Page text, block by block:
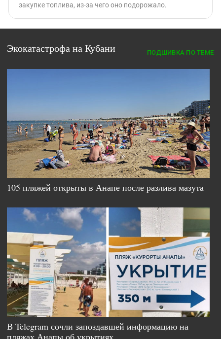
закупке топлива, из-за чего оно подорожало.
Экокатастрофа на Кубани ПОДШИВКА ПО ТЕМЕ
105 пляжей открыты в Анапе после разлива мазута
В Telegram сочли запоздавшей информацию на
пляжах Анапы об укрытиях